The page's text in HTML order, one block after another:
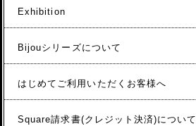
Exhibition
Bijouシリーズについて
はじめてご利用いただくお客様へ
Square請求書(クレジット決済)について